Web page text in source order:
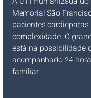
Memorial São
pacientes cardiopatas
complexidade. O
está na possibilidade
acompanhado 24
familiar